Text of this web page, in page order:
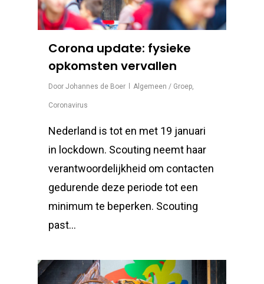
Corona update: fysieke
opkomsten vervallen
Door Johannes de Boer Algemeen / Groep,
Coronavirus
Nederland is tot en met 19 januari
in lockdown. Scouting neemt haar
verantwoordelijkheid om contacten
gedurende deze periode tot een
minimum te beperken. Scouting
past...